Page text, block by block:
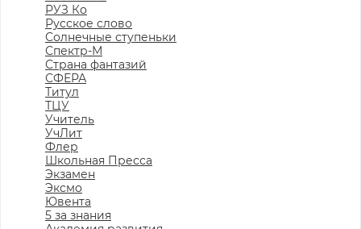
РУЗ Ко
Русское слово
Солнечные ступеньки
Спектр-М
Страна фантазий
СФЕРА
Титул
ТЦУ
Учитель
УчЛит
Флер
Школьная Пресса
Экзамен
Эксмо
Ювента
5 за знания